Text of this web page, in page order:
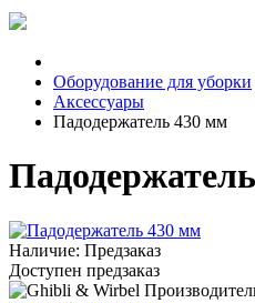
Оборудование для уборки
Аксессуары
Падодержатель 430 мм
Наличие: Предзаказ
Доступен предзаказ